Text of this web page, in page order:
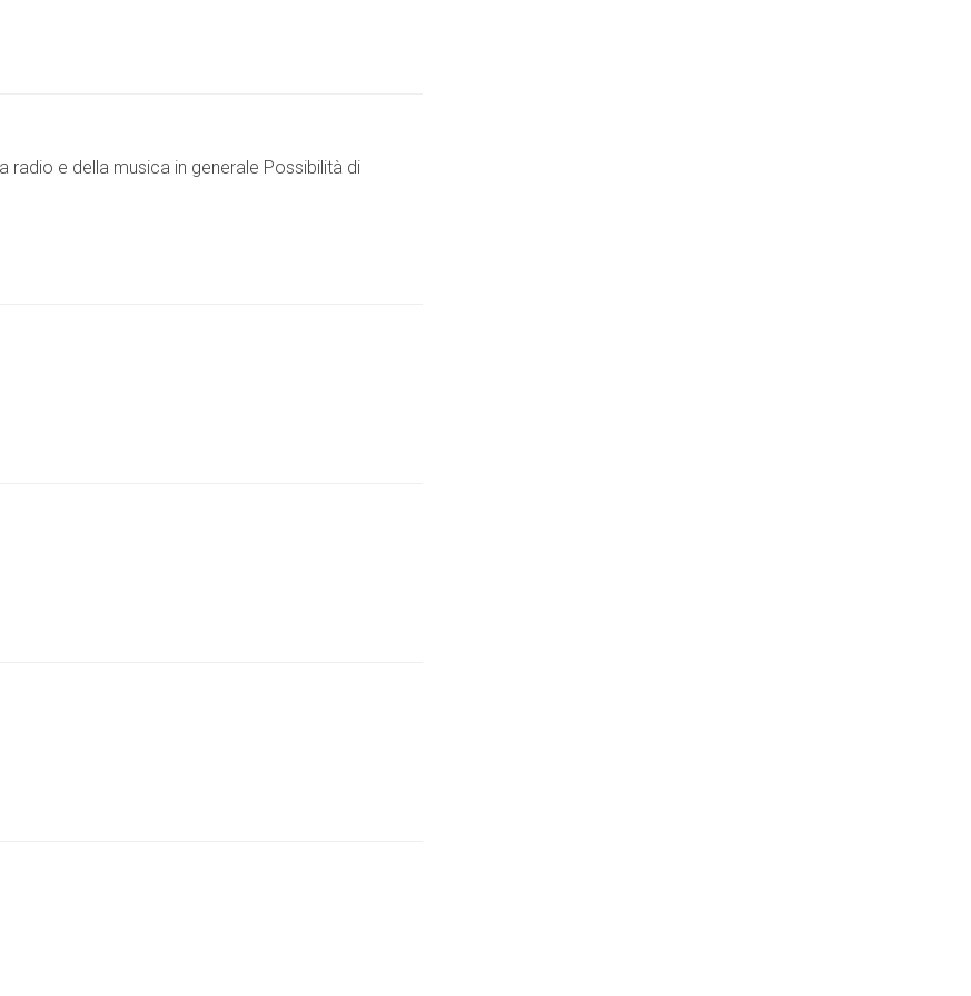
radio e della musica in generale Possibilità di